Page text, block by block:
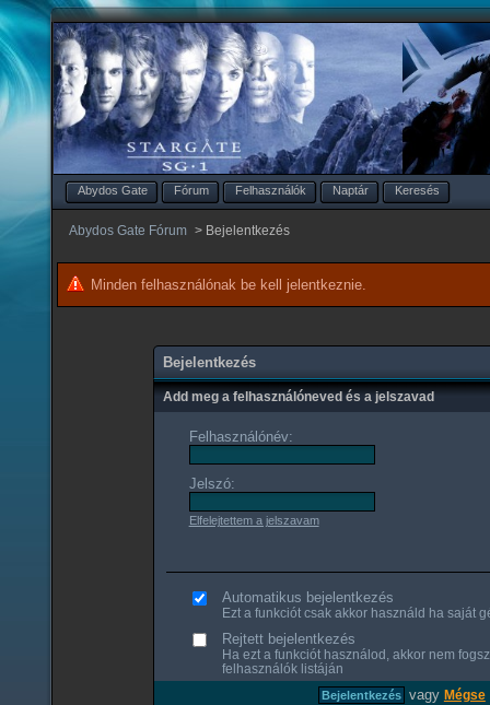
Abydos Gate Fórum Felhasználók Naptár Keresés
Abydos Gate Fórum > Bejelentkezés
Minden felhasználónak be kell jelentkeznie.
Bejelentkezés
Add meg a felhasználóneved és a jelszavad
Felhasználónév:
Jelszó:
Elfelejtettem a jelszavam
Automatikus bejelentkezés
Ezt a funkciót csak akkor használd ha saját
Rejtett bejelentkezés
Ha ezt a funkciót használod, akkor nem
felhasználók listáján
vagy Mégse